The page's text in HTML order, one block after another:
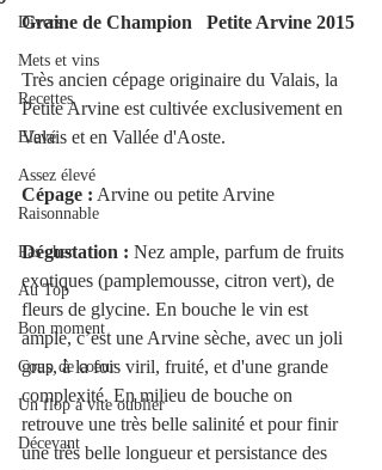
Divers
Mets et vins
Recettes
Elevé
Assez élevé
Raisonnable
Pas cher
Au Top
Bon moment
Coup de coeur
Un flop à vite oublier
Décevant
Graine de Champion   Petite Arvine 2015
Très ancien cépage originaire du Valais, la
Petite Arvine est cultivée exclusivement en
Valais et en Vallée d'Aoste.
Cépage : Arvine ou petite Arvine
Dégustation : Nez ample, parfum de fruits
exotiques (pamplemousse, citron vert), de
fleurs de glycine. En bouche le vin est
ample, c’est une Arvine sèche, avec un joli
gras, à la fois viril, fruité, et d'une grande
complexité. En milieu de bouche on
retrouve une très belle salinité et pour finir
une très belle longueur et persistance des